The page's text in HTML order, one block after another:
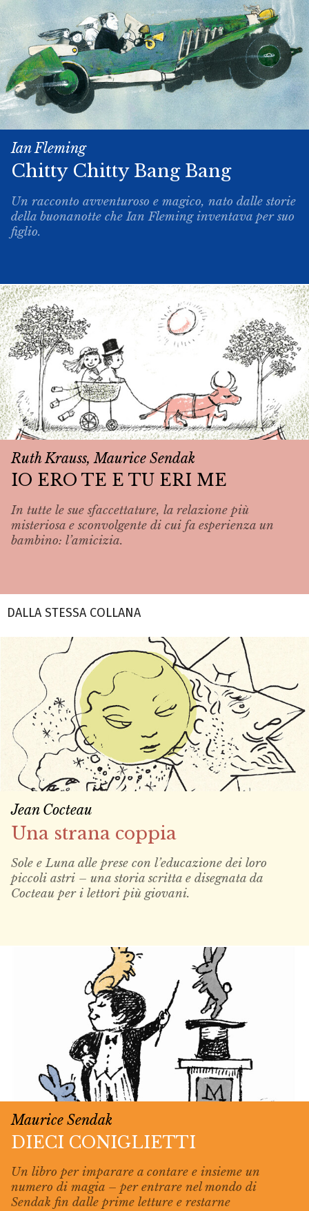
Ian Fleming
Chitty­ Chitty ­Bang ­Bang
Un racconto avventuroso e magico, nato dalle storie
della buonanotte che Ian Fleming inventava per suo
figlio.
Ruth Krauss, Maurice Sendak
IO ERO TE E TU ERI ME
In tutte le sue sfaccettature, la relazione più
misteriosa e sconvolgente di cui fa esperienza un
bambino: l’amicizia.
DALLA STESSA COLLANA
Jean Cocteau
Una strana coppia
Sole e Luna alle prese con l’educazione dei loro
piccoli astri – una storia scritta e disegnata da
Cocteau per i lettori più giovani.
Maurice Sendak
DIECI CONIGLIETTI
Un libro per imparare a contare e insieme un
numero di magia – per entrare nel mondo di
Sendak fin dalle prime letture e restarne